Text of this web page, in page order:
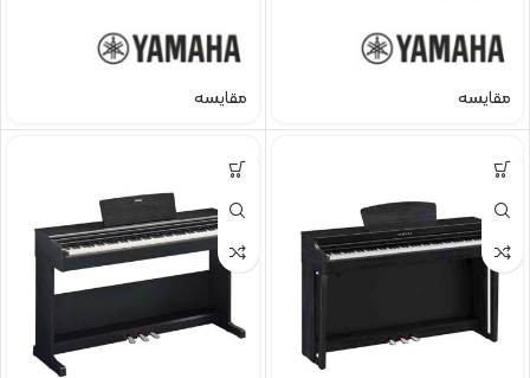
مقایسه مقایسه